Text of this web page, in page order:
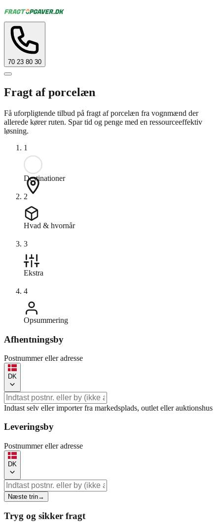
70 23 80 30
Fragt af porcelæn
Få uforpligtende tilbud på fragt af porcelæn fra vognmænd der
allerede kører ruten. Spar tid og penge med en ressourceeffektiv
løsning.
1
Destinationer
2
Hvad & hvornår
3
Ekstra
4
Opsummering
Afhentningsby
Postnummer eller adresse
DK
Indtast selv eller importer fra markedsplads, outlet eller auktionshus
Leveringsby
Postnummer eller adresse
DK
Næste trin→
Tryg og sikker fragt